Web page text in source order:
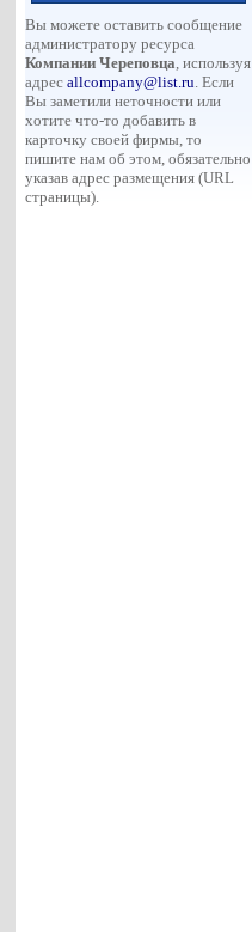
Вы можете оставить сообщение
администратору ресурса
Компании Череповца, используя
адресallcompany@list.ru. Если
Вы заметили неточности или
хотите что-то добавить в
карточку своей фирмы, то
пишите нам об этом, обязательно
указав адрес размещения (URL
страницы).